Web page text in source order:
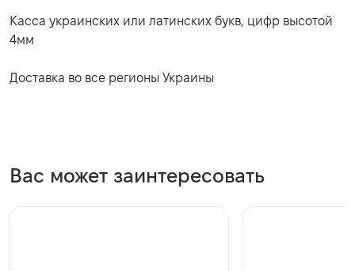
Касса украинских или латинских букв, цифр высотой
4мм
Доставка во все регионы Украины
Вас может заинтересовать